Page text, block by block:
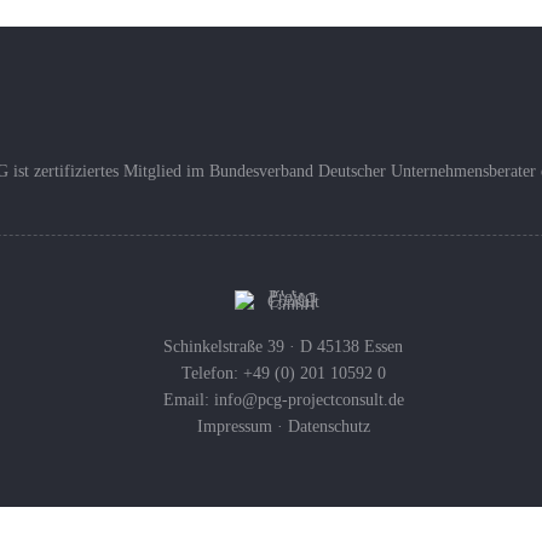
ist zertifiziertes Mitglied im Bundesverband Deutscher Unternehmensberater
Schinkelstraße 39 · D 45138 Essen
Telefon: +49 (0) 201 10592 0
Email: info@pcg-projectconsult.de
Impressum· Datenschutz